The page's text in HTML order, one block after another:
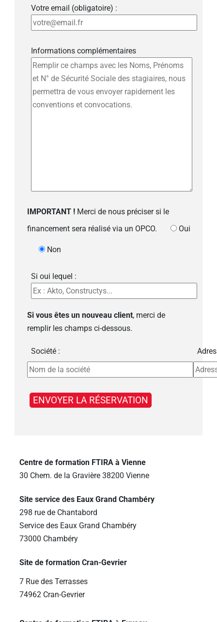
Votre email (obligatoire) :
Informations complémentaires
IMPORTANT ! Merci de nous préciser si le
financement sera réalisé via un OPCO.
Oui
Non
Si oui lequel :
Si vous êtes un nouveau client, merci de
remplir les champs ci-dessous.
Société :
Centre de formation FTIRA à Vienne
30 Chem. de la Gravière 38200 Vienne
Site service des Eaux Grand Chambéry
298 rue de Chantabord
Service des Eaux Grand Chambéry
73000 Chambéry
Site de formation Cran-Gevrier
7 Rue des Terrasses
74962 Cran-Gevrier